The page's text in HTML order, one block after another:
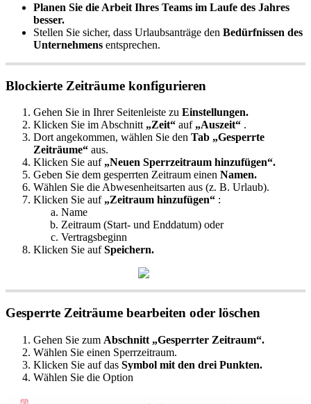
Planen Sie die Arbeit Ihres Teams im Laufe des Jahres
besser.
Stellen Sie sicher, dass Urlaubsanträge den Bedürfnissen des
Unternehmens entsprechen.
Blockierte Zeiträume konfigurieren
Gehen Sie in Ihrer Seitenleiste zu Einstellungen.
Klicken Sie im Abschnitt „Zeit“ auf „Auszeit“ .
Dort angekommen, wählen Sie den Tab „Gesperrte
Zeiträume“ aus.
Klicken Sie auf „Neuen Sperrzeitraum hinzufügen“.
Geben Sie dem gesperrten Zeitraum einen Namen.
Wählen Sie die Abwesenheitsarten aus (z. B. Urlaub).
Klicken Sie auf „Zeitraum hinzufügen“ :
Name
Zeitraum (Start- und Enddatum) oder
Vertragsbeginn
Klicken Sie auf Speichern.
Gesperrte Zeiträume bearbeiten oder löschen
Gehen Sie zum Abschnitt „Gesperrter Zeitraum“.
Wählen Sie einen Sperrzeitraum.
Klicken Sie auf das Symbol mit den drei Punkten.
Wählen Sie die Option